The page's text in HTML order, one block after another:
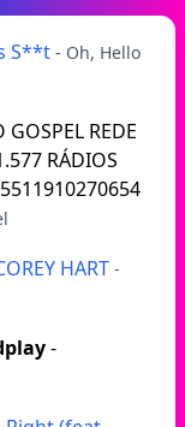
S**t - Oh, Hello
REDE
RÁDIOS
HART -
-